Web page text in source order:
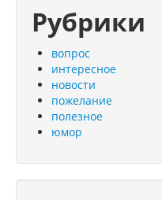
Рубрики
вопрос
интересное
новости
пожелание
полезное
юмор